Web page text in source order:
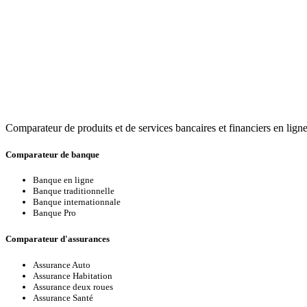
Comparateur de produits et de services bancaires et financiers en
Comparateur de banque
Banque en ligne
Banque traditionnelle
Banque internationnale
Banque Pro
Comparateur d'assurances
Assurance Auto
Assurance Habitation
Assurance deux roues
Assurance Santé